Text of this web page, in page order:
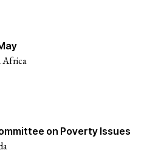
Africa
on Poverty Issues